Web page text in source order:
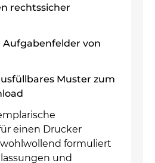
rechtssicher
Aufgabenfelder von
Muster zum
einen Drucker
formuliert
und